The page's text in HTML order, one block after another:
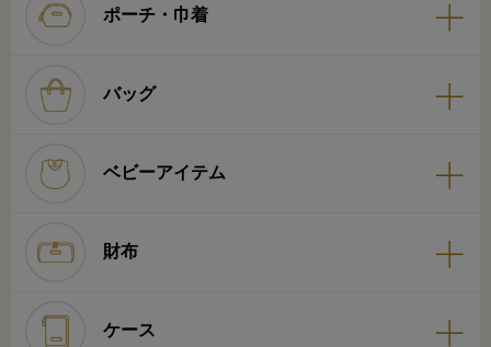
ポーチ・巾着
バッグ
ベビーアイテム
財布
ケース